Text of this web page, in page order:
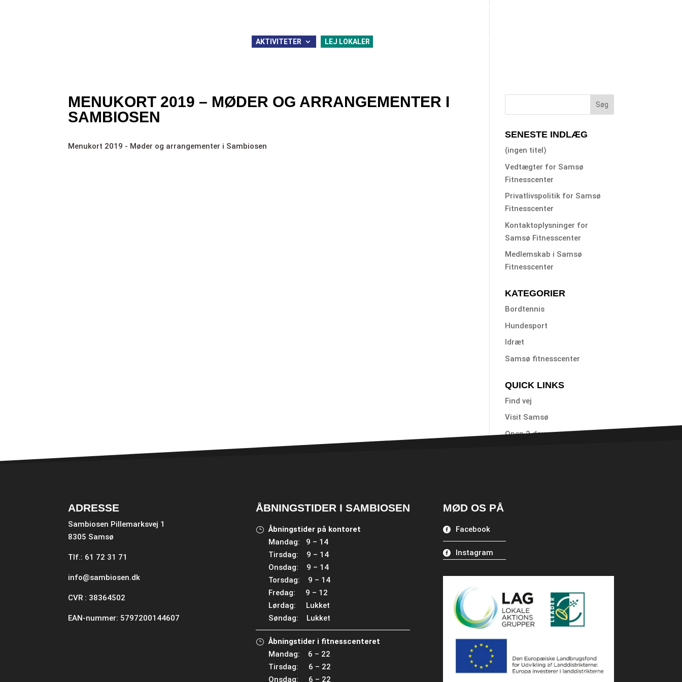
BLIV SPONSOR
AKTIVITETER LEJ LOKALER KØKKENET
MENUKORT 2019 – MØDER OG ARRANGEMENTER I
SAMBIOSEN
Menukort 2019 - Møder og arrangementer i Sambiosen
SENESTE INDLÆG
(ingen titel)
Vedtægter for Samsø
Fitnesscenter
Privatlivspolitik for Samsø
Fitnesscenter
Kontaktoplysninger for
Samsø Fitnesscenter
Medlemskab i Samsø
Fitnesscenter
KATEGORIER
Bordtennis
Hundesport
Idræt
Samsø fitnesscenter
QUICK LINKS
Find vej
Visit Samsø
Open 2 day
ADRESSE
Sambiosen Pillemarksvej 1
8305 Samsø
Tlf.: 61 72 31 71
info@sambiosen.dk
CVR : 38364502
EAN-nummer: 5797200144607
ÅBNINGSTIDER I SAMBIOSEN
Åbningstider på kontoret
Mandag: 9 – 14
Tirsdag: 9 – 14
Onsdag: 9 – 14
Torsdag: 9 – 14
Fredag: 9 – 12
Lørdag: Lukket
Søndag: Lukket
Åbningstider i fitnesscenteret
Mandag: 6 – 22
Tirsdag: 6 – 22
Onsdag: 6 – 22
MØD OS PÅ
Facebook
Instagram